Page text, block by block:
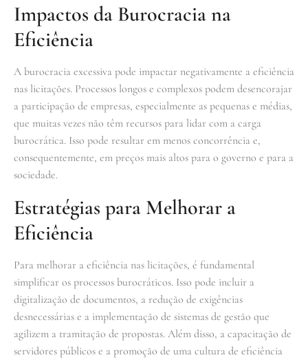
Impactos da Burocracia na
Eficiência
A burocracia excessiva pode impactar negativamente a eficiência
nas licitações. Processos longos e complexos podem desencorajar
a participação de empresas, especialmente as pequenas e médias,
que muitas vezes não têm recursos para lidar com a carga
burocrática. Isso pode resultar em menos concorrência e,
consequentemente, em preços mais altos para o governo e para a
sociedade.
Estratégias para Melhorar a
Eficiência
Para melhorar a eficiência nas licitações, é fundamental
simplificar os processos burocráticos. Isso pode incluir a
digitalização de documentos, a redução de exigências
desnecessárias e a implementação de sistemas de gestão que
agilizem a tramitação de propostas. Além disso, a capacitação de
servidores públicos e a promoção de uma cultura de eficiência